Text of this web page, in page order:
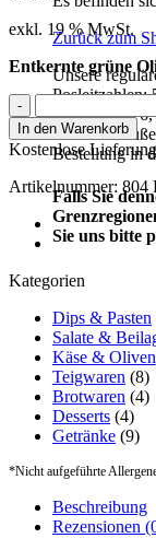
Zurück zum
Unsere
Posleitzahlen:
52074,
Wenn Sie
Bestellung in
Falls Sie
Sie uns bitte
exkl. 19 % MwSt.
Entkernte grüne
Kräuteroliven
(100g)
Menge
In den Warenkorb
Kostenlose
Artikelnummer: 804
Kategorien
Dips & Pasten
Salate &
Käse & Oliven
Teigwaren (8)
Brotwaren (4)
Desserts (4)
Getränke (9)
*Nicht aufgeführte
Beschreibung
Rezensionen